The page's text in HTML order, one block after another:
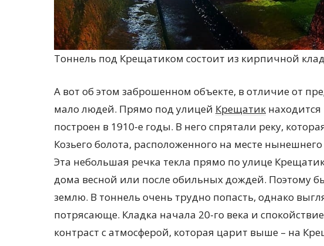
Тоннель под Крещатиком состоит из кирпичной
А вот об этом заброшенном объекте, в отличие от
мало людей. Прямо под улицей Крещатик
построен в 1910‑е годы. В него спрятали реку,
Козьего болота, расположенного на месте нынешнего
Эта небольшая речка текла прямо по улице
дома весной или после обильных дождей. Поэтому
землю. В тоннель очень трудно попасть, однако
потрясающе. Кладка начала 20-го века и
контраст с атмосферой, которая царит выше – на